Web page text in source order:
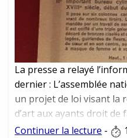
La presse a relayé
dernier : L’assemblée
un projet de loi visant la
d’art aux ayants droit de
les nazis. Roseline
Continuer la lecture -